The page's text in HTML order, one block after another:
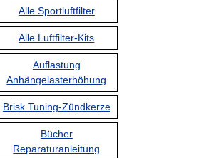
Alle Sportluftfilter
Alle Luftfilter-Kits
Auflastung
Anhängelasterhöhung
Brisk Tuning-Zündkerze
Bücher
Reparaturanleitung